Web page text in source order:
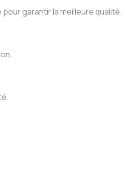
garantir la meilleure qualité.